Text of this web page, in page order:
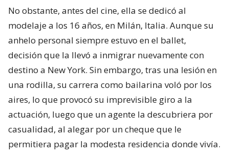
No obstante, antes del cine, ella se dedicó al
modelaje a los 16 años, en Milán, Italia. Aunque su
anhelo personal siempre estuvo en el ballet,
decisión que la llevó a inmigrar nuevamente con
destino a New York. Sin embargo, tras una lesión en
una rodilla, su carrera como bailarina voló por los
aires, lo que provocó su imprevisible giro a la
actuación, luego que un agente la descubriera por
casualidad, al alegar por un cheque que le
permitiera pagar la modesta residencia donde vivía.